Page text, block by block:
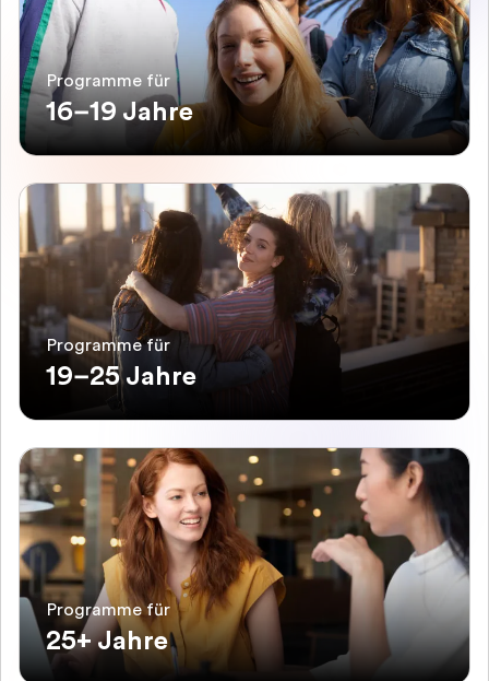
Programme für
16–19 Jahre
Programme für
19–25 Jahre
Programme für
25+ Jahre